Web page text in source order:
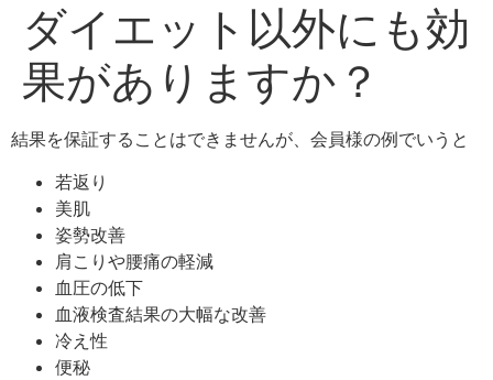
ダイエット以外にも効
果がありますか？
結果を保証することはできませんが、会員様の例でいうと
若返り
美肌
姿勢改善
肩こりや腰痛の軽減
血圧の低下
血液検査結果の大幅な改善
冷え性
便秘